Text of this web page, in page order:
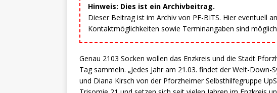
Hinweis: Dies ist ein Archivbeitrag.
Dieser Beitrag ist im Archiv von PF-BITS. Hier eventuell
Kontaktmöglichkeiten sowie Terminangaben sind
Genau 2103 Socken wollen das Enzkreis und die Stadt
Tag sammeln. „Jedes Jahr am 21.03. findet der Welt-
und Diana Kirsch von der Pforzheimer Selbsthilfegruppe